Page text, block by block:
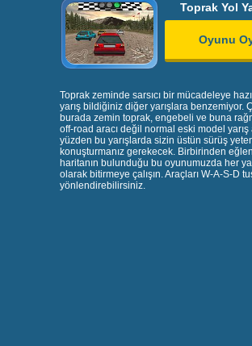
Toprak Yol
Oyunu
Toprak zeminde sarsıcı bir mücadeleye
yarış bildiğiniz diğer yarışlara benzemiyor.
burada zemin toprak, engebeli ve buna
off-road aracı değil normal eski model yarış
yüzden bu yarışlarda sizin üstün sürüş
konuşturmanız gerekecek. Birbirinden
haritanın bulunduğu bu oyunumuzda her
olarak bitirmeye çalışın. Araçları W-A-S-D
yönlendirebilirsiniz.